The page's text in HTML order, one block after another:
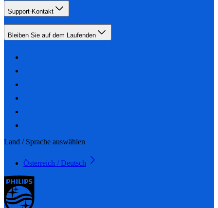
Support-Kontakt
Bleiben Sie auf dem Laufenden
Land / Sprache auswählen
Österreich / Deutsch